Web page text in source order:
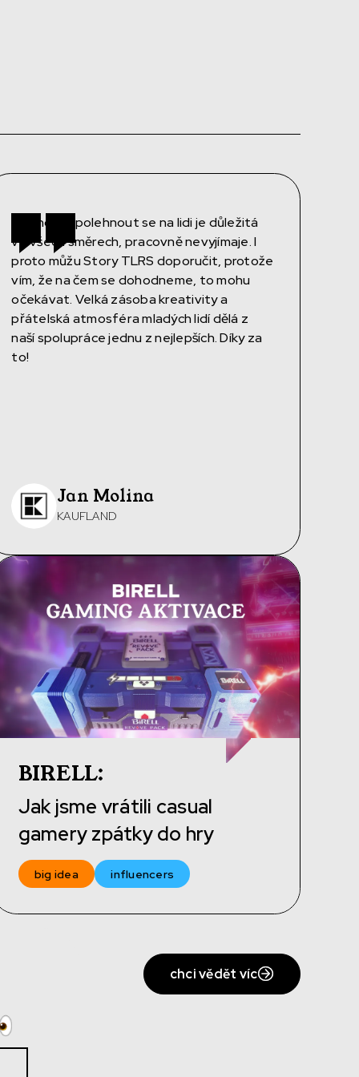
Možnost spolehnout se na lidi je důležitá
ve všech směrech, pracovně nevyjímaje. I
proto můžu Story TLRS doporučit, protože
vím, že na čem se dohodneme, to mohu
očekávat. Velká zásoba kreativity a
přátelská atmosféra mladých lidí dělá z
naší spolupráce jednu z nejlepších. Díky za
to!
Jan Molina
KAUFLAND
BIRELL:
Jak jsme vrátili casual
gamery zpátky do hry
big idea influencers
chci vědět víc